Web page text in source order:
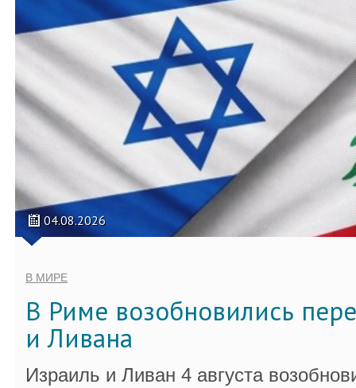
04.08.2026
В МИРЕ
В Риме возобновились
и Ливана
Израиль и Ливан 4 августа